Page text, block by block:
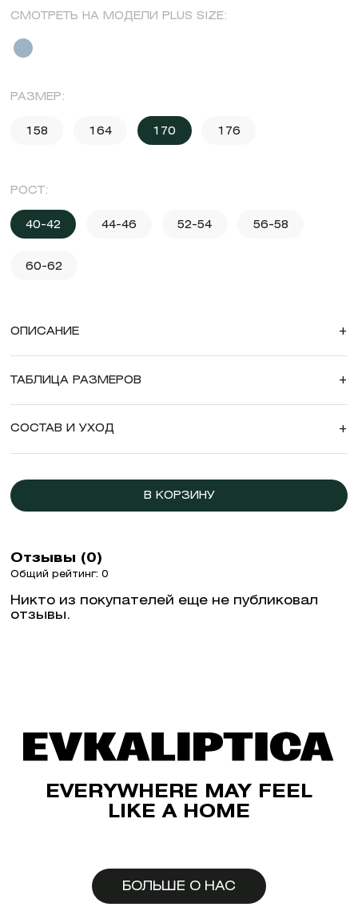
СМОТРЕТЬ НА МОДЕЛИ PLUS SIZE:
РАЗМЕР:
158 164 170 176
РОСТ:
40-42 44-46 52-54 56-58
60-62
ОПИСАНИЕ +
ТАБЛИЦА РАЗМЕРОВ +
СОСТАВ И УХОД +
В КОРЗИНУ
Отзывы (0)
Общий рейтинг: 0
Никто из покупателей еще не публиковал
отзывы.
EVERYWHERE MAY FEEL
LIKE A HOME
БОЛЬШЕ О НАС